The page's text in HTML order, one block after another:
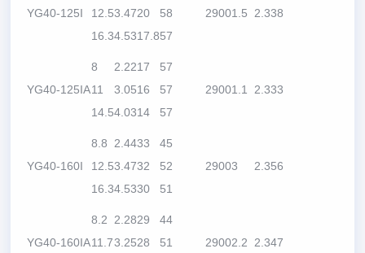
YG40-125I
12.5
16.3
3.47
4.53
20
17.8
58
57
29001.5 2.338
YG40-125IA
8
11
14.5
2.22
3.05
4.03
17
16
14
57
57
57
29001.1 2.333
YG40-160I
8.8
12.5
16.3
2.44
3.47
4.53
33
32
30
45
52
51
29003 2.356
YG40-160IA
8.2
11.7
2.28
3.25
29
28
44
51
29002.2 2.347